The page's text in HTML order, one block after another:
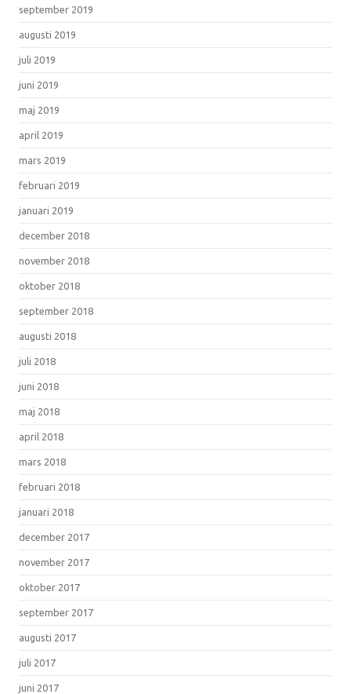
september 2019
augusti 2019
juli 2019
juni 2019
maj 2019
april 2019
mars 2019
februari 2019
januari 2019
december 2018
november 2018
oktober 2018
september 2018
augusti 2018
juli 2018
juni 2018
maj 2018
april 2018
mars 2018
februari 2018
januari 2018
december 2017
november 2017
oktober 2017
september 2017
augusti 2017
juli 2017
juni 2017